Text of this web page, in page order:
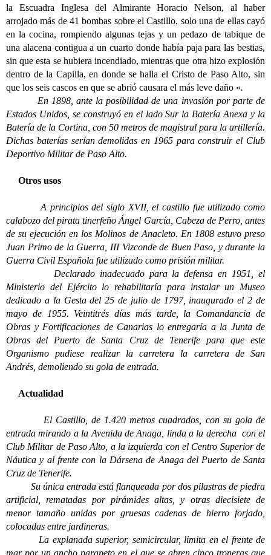
la Escuadra Inglesa del Almirante Horacio Nelson, al haber
arrojado más de 41 bombas sobre el Castillo, solo una de ellas cayó
en la cocina, rompiendo algunas tejas y un pedazo de tabique de
una alacena contigua a un cuarto donde había paja para las bestias,
sin que esta se hubiera incendiado, mientras que otra hizo explosión
dentro de la Capilla, en donde se halla el Cristo de Paso Alto, sin
que los seis cascos en que se abrió causara el más leve daño «.
En 1898, ante la posibilidad de una invasión por parte de
Estados Unidos, se construyó en el lado Sur la Batería Anexa y la
Batería de la Cortina, con 50 metros de magistral para la artillería.
Dichas baterías serían demolidas en 1965 para construir el Club
Deportivo Militar de Paso Alto.
Otros usos
A principios del siglo XVII, el castillo fue utilizado como
calabozo del pirata tinerfeño Ángel García, Cabeza de Perro, antes
de su ejecución en los Molinos de Anacleto. En 1808 estuvo preso
Juan Primo de la Guerra, III Vizconde de Buen Paso, y durante la
Guerra Civil Española fue utilizado como prisión militar.
Declarado inadecuado para la defensa en 1951, el
Ministerio del Ejército lo rehabilitaría para instalar un Museo
dedicado a la Gesta del 25 de julio de 1797, inaugurado el 2 de
mayo de 1955. Veintitrés días más tarde, la Comandancia de
Obras y Fortificaciones de Canarias lo entregaría a la Junta de
Obras del Puerto de Santa Cruz de Tenerife para que este
Organismo pudiese realizar la carretera la carretera de San
Andrés, demoliendo su gola de entrada.
Actualidad
El Castillo, de 1.420 metros cuadrados, con su gola de
entrada mirando a la Avenida de Anaga, linda a la derecha con el
Club Militar de Paso Alto, a la izquierda con el Centro Superior de
Náutica y al frente con la Dársena de Anaga del Puerto de Santa
Cruz de Tenerife.
Su única entrada está flanqueada por dos pilastras de piedra
artificial, rematadas por pirámides altas, y otras diecisiete de
menor tamaño unidas por gruesas cadenas de hierro forjado,
colocadas entre jardineras.
La explanada superior, semicircular, limita en el frente de
mar por un ancho parapeto en el que se abren cinco troneras que